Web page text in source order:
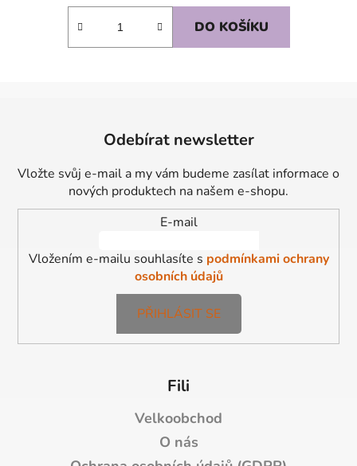
DO KOŠÍKU
Odebírat newsletter
Vložte svůj e-mail a my vám budeme zasílat informace o
nových produktech na našem e-shopu.
E-mail
Vložením e-mailu souhlasíte s podmínkami ochrany
osobních údajů
PŘIHLÁSIT SE
Fili
Velkoobchod
O nás